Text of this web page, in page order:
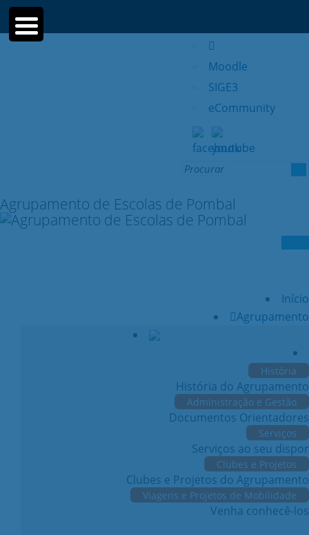
Moodle
SIGE3
eCommunity
Search
Agrupamento de Escolas de Pombal
Início
Agrupamento
História
História do Agrupamento
Administração e Gestão
Documentos Orientadores
Serviços
Serviços ao seu dispor
Clubes e Projetos
Clubes e Projetos do Agrupamento
Viagens e Projetos de Mobilidade
Venha conhecê-los